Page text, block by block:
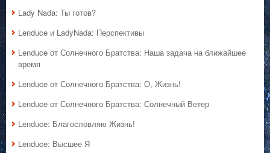
Lady Nada: Ты готов?
Lenduce и LadyNada: Перспективы
Lenduce от Солнечного Братства: Наша задача на ближайшее
время
Lenduce от Солнечного Братства: О, Жизнь!
Lenduce от Солнечного Братства: Солнечный Ветер
Lenduce: Благословляю Жизнь!
Lenduce: Высшее Я